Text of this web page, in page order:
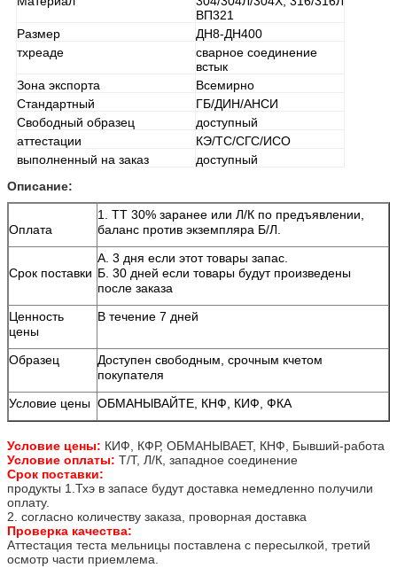
ВП321
Размер
ДН8-ДН400
тхреаде
сварное соединение
встык
Зона экспорта
Всемирно
Стандартный
ГБ/ДИН/АНСИ
Свободный образец
доступный
аттестации
КЭ/ТС/СГС/ИСО
выполненный на заказ
доступный
Описание:
Оплата
1. ТТ 30% заранее или Л/К по предъявлении,
баланс против экземпляра Б/Л.
Срок поставки
А. 3 дня если этот товары запас.
Б. 30 дней если товары будут произведены
после заказа
Ценность
цены
В течение 7 дней
Образец
Доступен свободным, срочным кчетом
покупателя
Условие цены ОБМАНЫВАЙТЕ, КНФ, КИФ, ФКА
Условие цены: КИФ, КФР, ОБМАНЫВАЕТ, КНФ, Бывший-работа
Условие оплаты: Т/Т, Л/К, западное соединение
Срок поставки:
продукты 1.Тхэ в запасе будут доставка немедленно получили
оплату.
2. согласно количеству заказа, проворная доставка
Проверка качества:
Аттестация теста мельницы поставлена с пересылкой, третий
осмотр части приемлема.